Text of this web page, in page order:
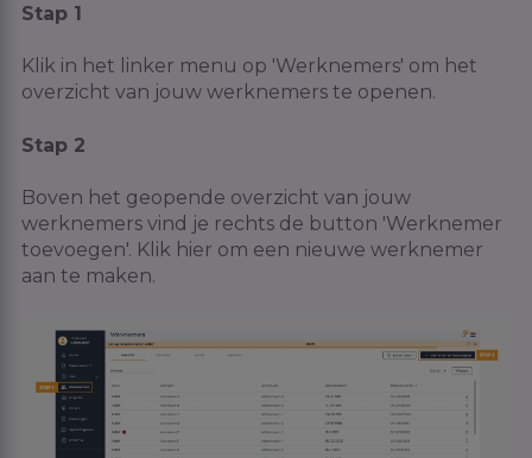
Stap 1
Klik in het linker menu op 'Werknemers' om het
overzicht van jouw werknemers te openen.
Stap 2
Boven het geopende overzicht van jouw
werknemers vind je rechts de button 'Werknemer
toevoegen'. Klik hier om een nieuwe werknemer
aan te maken.